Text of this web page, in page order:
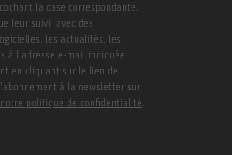
la case correspondante.
leur suivi, avec des
les actualités, les
à l’adresse e-mail indiquée.
en cliquant sur le lien de
à la newsletter sur
notre politique de confidentialité